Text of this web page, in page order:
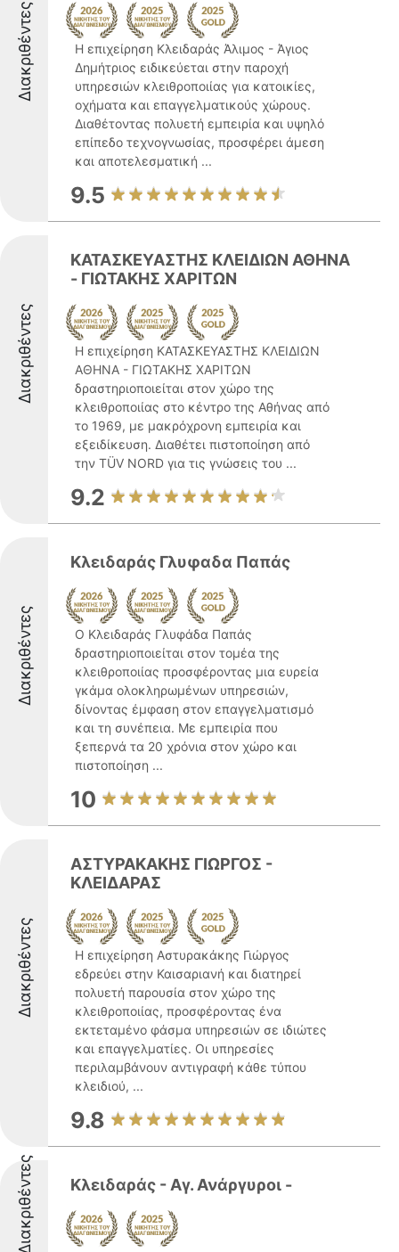
Διακριθέντες
Η επιχείρηση Κλειδαράς Άλιμος - Άγιος
Δημήτριος ειδικεύεται στην παροχή
υπηρεσιών κλειθροποιίας για κατοικίες,
οχήματα και επαγγελματικούς χώρους.
Διαθέτοντας πολυετή εμπειρία και υψηλό
επίπεδο τεχνογνωσίας, προσφέρει άμεση
και αποτελεσματική ...
9.5
Διακριθέντες
ΚΑΤΑΣΚΕΥΑΣΤΗΣ ΚΛΕΙΔΙΩΝ ΑΘΗΝΑ
- ΓΙΩΤΑΚΗΣ ΧΑΡΙΤΩΝ
Η επιχείρηση ΚΑΤΑΣΚΕΥΑΣΤΗΣ ΚΛΕΙΔΙΩΝ
ΑΘΗΝΑ - ΓΙΩΤΑΚΗΣ ΧΑΡΙΤΩΝ
δραστηριοποιείται στον χώρο της
κλειθροποιίας στο κέντρο της Αθήνας από
το 1969, με μακρόχρονη εμπειρία και
εξειδίκευση. Διαθέτει πιστοποίηση από
την TÜV NORD για τις γνώσεις του ...
9.2
Διακριθέντες
Κλειδαράς Γλυφαδα Παπάς
Ο Κλειδαράς Γλυφάδα Παπάς
δραστηριοποιείται στον τομέα της
κλειθροποιίας προσφέροντας μια ευρεία
γκάμα ολοκληρωμένων υπηρεσιών,
δίνοντας έμφαση στον επαγγελματισμό
και τη συνέπεια. Με εμπειρία που
ξεπερνά τα 20 χρόνια στον χώρο και
πιστοποίηση ...
10
Διακριθέντες
ΑΣΤΥΡΑΚΑΚΗΣ ΓΙΩΡΓΟΣ -
ΚΛΕΙΔΑΡΑΣ
Η επιχείρηση Αστυρακάκης Γιώργος
εδρεύει στην Καισαριανή και διατηρεί
πολυετή παρουσία στον χώρο της
κλειθροποιίας, προσφέροντας ένα
εκτεταμένο φάσμα υπηρεσιών σε ιδιώτες
και επαγγελματίες. Οι υπηρεσίες
περιλαμβάνουν αντιγραφή κάθε τύπου
κλειδιού, ...
9.8
Διακριθέντες Κλειδαράς - Αγ. Ανάργυροι -